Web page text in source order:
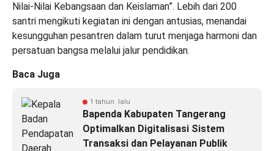
Nilai-Nilai Kebangsaan dan Keislaman”. Lebih dari 200
santri mengikuti kegiatan ini dengan antusias, menandai
kesungguhan pesantren dalam turut menjaga harmoni dan
persatuan bangsa melalui jalur pendidikan.
Baca Juga
1 tahun lalu
Bapenda Kabupaten Tangerang
Optimalkan Digitalisasi Sistem
Transaksi dan Pelayanan Publik